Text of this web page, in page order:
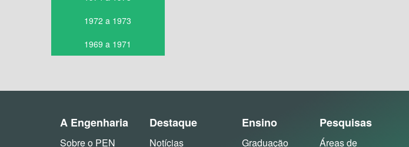
1972 a 1973
1969 a 1971
A Engenharia
Sobre o PEN
Destaque
Notícias
Ensino
Graduação
Pesquisas
Áreas de